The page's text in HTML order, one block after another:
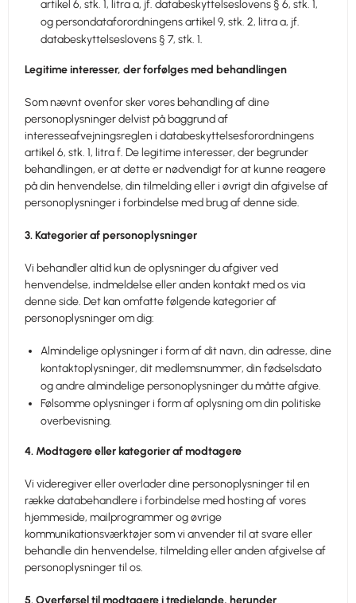
artikel 6, stk. 1, litra a, jf. databeskyttelseslovens § 6, stk. 1,
og persondataforordningens artikel 9, stk. 2, litra a, jf.
databeskyttelseslovens § 7, stk. 1.
Legitime interesser, der forfølges med behandlingen
Som nævnt ovenfor sker vores behandling af dine
personoplysninger delvist på baggrund af
interesseafvejningsreglen i databeskyttelsesforordningens
artikel 6, stk. 1, litra f. De legitime interesser, der begrunder
behandlingen, er at dette er nødvendigt for at kunne reagere
på din henvendelse, din tilmelding eller i øvrigt din afgivelse af
personoplysninger i forbindelse med brug af denne side.
3. Kategorier af personoplysninger
Vi behandler altid kun de oplysninger du afgiver ved
henvendelse, indmeldelse eller anden kontakt med os via
denne side. Det kan omfatte følgende kategorier af
personoplysninger om dig:
Almindelige oplysninger i form af dit navn, din adresse, dine
kontaktoplysninger, dit medlemsnummer, din fødselsdato
og andre almindelige personoplysninger du måtte afgive.
Følsomme oplysninger i form af oplysning om din politiske
overbevisning.
4. Modtagere eller kategorier af modtagere
Vi videregiver eller overlader dine personoplysninger til en
række databehandlere i forbindelse med hosting af vores
hjemmeside, mailprogrammer og øvrige
kommunikationsværktøjer som vi anvender til at svare eller
behandle din henvendelse, tilmelding eller anden afgivelse af
personoplysninger til os.